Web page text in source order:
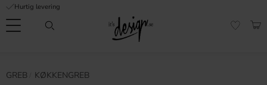
Menu
Hurtig levering
GREB KØKKENGREB